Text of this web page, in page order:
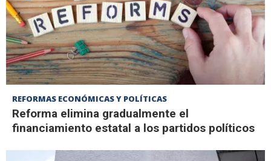
REFORMAS ECONÓMICAS Y POLÍTICAS
Reforma elimina gradualmente el
financiamiento estatal a los partidos políticos